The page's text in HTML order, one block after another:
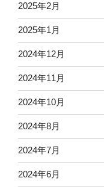
2025年2月
2025年1月
2024年12月
2024年11月
2024年10月
2024年8月
2024年7月
2024年6月